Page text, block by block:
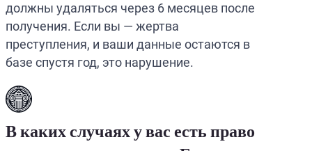
должны удаляться через 6 месяцев после
получения. Если вы — жертва
преступления, и ваши данные остаются в
базе спустя год, это нарушение.
В каких случаях у вас есть право